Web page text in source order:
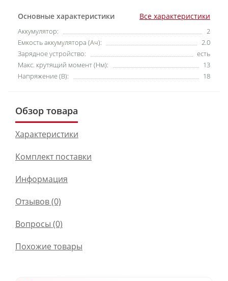
Основные характеристики Все характеристики
Аккумулятор:
2
Емкость аккумулятора (Ач):
2.0
Зарядное устройство:
есть
Макс. крутящий момент (Нм):
13
Напряжение (В):
18
Обзор товара
Характеристики
Комплект поставки
Информация
Отзывов (0)
Вопросы (0)
Похожие товары